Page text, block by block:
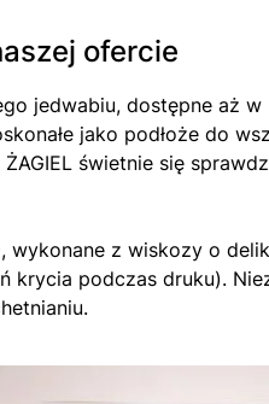
ofercie
jedwabiu, dostępne aż
jako podłoże do
świetnie się
z wiskozy o
krycia podczas druku).